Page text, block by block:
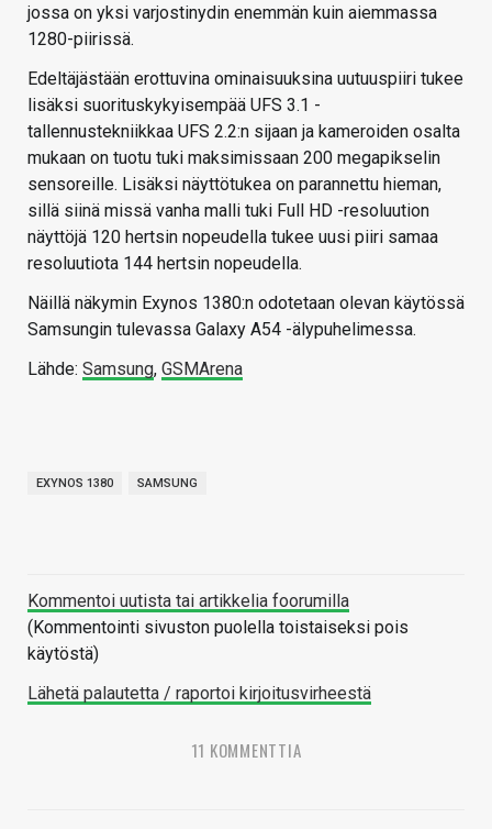
jossa on yksi varjostinydin enemmän kuin aiemmassa
1280-piirissä.
Edeltäjästään erottuvina ominaisuuksina uutuuspiiri tukee
lisäksi suorituskykyisempää UFS 3.1 -
tallennustekniikkaa UFS 2.2:n sijaan ja kameroiden osalta
mukaan on tuotu tuki maksimissaan 200 megapikselin
sensoreille. Lisäksi näyttötukea on parannettu hieman,
sillä siinä missä vanha malli tuki Full HD -resoluution
näyttöjä 120 hertsin nopeudella tukee uusi piiri samaa
resoluutiota 144 hertsin nopeudella.
Näillä näkymin Exynos 1380:n odotetaan olevan käytössä
Samsungin tulevassa Galaxy A54 -älypuhelimessa.
Lähde: Samsung, GSMArena
EXYNOS 1380 SAMSUNG
Kommentoi uutista tai artikkelia foorumilla
(Kommentointi sivuston puolella toistaiseksi pois
käytöstä)
Lähetä palautetta / raportoi kirjoitusvirheestä
11 KOMMENTTIA